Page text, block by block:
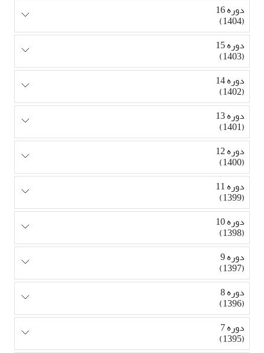
دوره 16
(1404)
دوره 15
(1403)
دوره 14
(1402)
دوره 13
(1401)
دوره 12
(1400)
دوره 11
(1399)
دوره 10
(1398)
دوره 9
(1397)
دوره 8
(1396)
دوره 7
(1395)